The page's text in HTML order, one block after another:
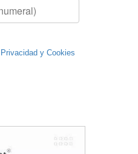
y Cookies